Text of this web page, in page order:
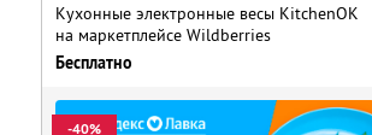
Кухонные электронные весы KitchenOK
на маркетплейсе Wildberries
Бесплатно
-40%